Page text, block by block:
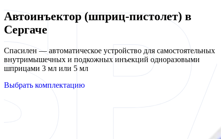
Автоинъектор (шприц-пистолет) в
Сергаче
Спасилен — автоматическое устройство для самостоятельных
внутримышечных и подкожных инъекций одноразовыми
шприцами 3 мл или 5 мл
Выбрать комплектацию